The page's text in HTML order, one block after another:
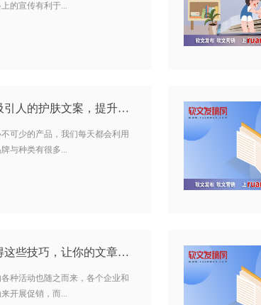
的宣传有利于...
软文写作：如何写出吸引人的护肤文案，提升阅读流量？…
可少的产品，我们每天都会利用
与种类有很多...
撰写万圣节软文要懂得这些技巧，让你的文章更有格调…
种活动也随之而来，各个企业和
开展促销，而...